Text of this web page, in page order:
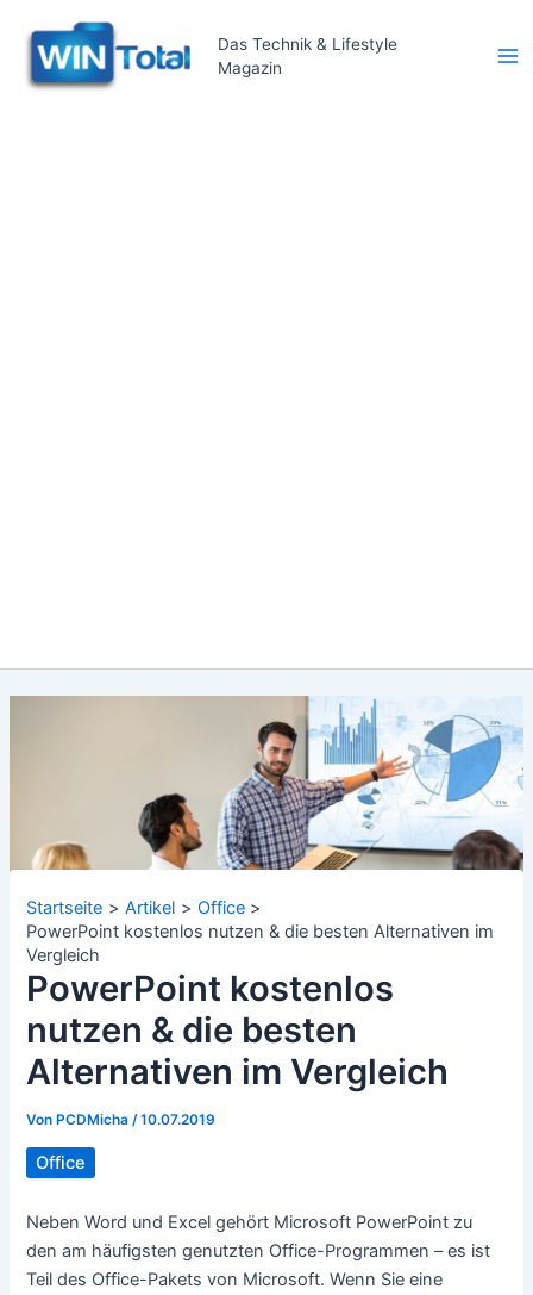
Inhalt
springen
Das Technik & Lifestyle
Magazin
Startseite Artikel
Office
PowerPoint kostenlos nutzen & die besten Alternativen im
Vergleich
PowerPoint kostenlos
nutzen & die besten
Alternativen im Vergleich
Von PCDMicha/10.07.2019
Office
Neben Word und Excel gehört Microsoft PowerPoint zu
den am häufigsten genutzten Office-Programmen – es ist
Teil des Office-Pakets von Microsoft. Wenn Sie eine